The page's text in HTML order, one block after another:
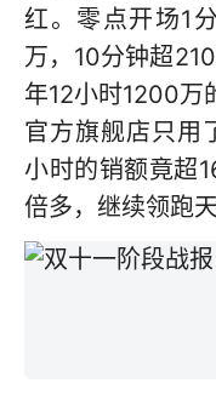
红。零点开场1
万，10分钟超
年12小时1200万
官方旗舰店只用
小时的销额竟超
倍多，继续领跑